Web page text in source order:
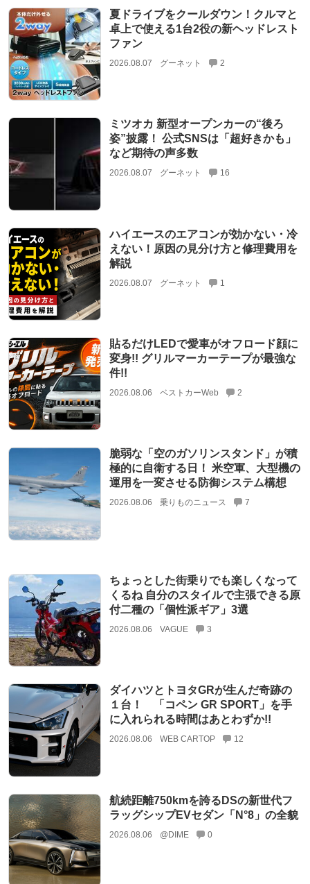
夏ドライブをクールダウン！クルマと
卓上で使える1台2役の新ヘッドレスト
ファン
2026.08.07 グーネット 2
ミツオカ 新型オープンカーの“後ろ
姿”披露！ 公式SNSは「超好きかも」
など期待の声多数
2026.08.07 グーネット 16
ハイエースのエアコンが効かない・冷
えない！原因の見分け方と修理費用を
解説
2026.08.07 グーネット 1
貼るだけLEDで愛車がオフロード顔に
変身!! グリルマーカーテープが最強な
件!!
2026.08.06 ベストカーWeb 2
脆弱な「空のガソリンスタンド」が積
極的に自衛する日！ 米空軍、大型機の
運用を一変させる防御システム構想
2026.08.06 乗りものニュース 7
ちょっとした街乗りでも楽しくなって
くるね 自分のスタイルで主張できる原
付二種の「個性派ギア」3選
2026.08.06 VAGUE 3
ダイハツとトヨタGRが生んだ奇跡の
１台！ 「コペン GR SPORT」を手
に入れられる時間はあとわずか!!
2026.08.06 WEB CARTOP 12
航続距離750kmを誇るDSの新世代フ
ラッグシップEVセダン「N°8」の全貌
2026.08.06 @DIME 0